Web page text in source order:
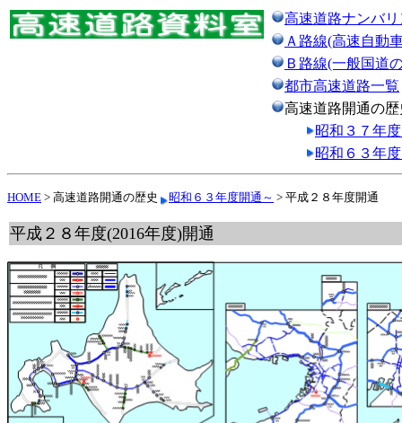
高速道路ナンバ
Ａ路線(高速自動
Ｂ路線(一般国道
都市高速道路一覧
高速道路開通の歴
昭和３７年
昭和６３年
HOME > 高速道路開通の歴史 昭和６３年度開通～ > 平成２８年度開通
平成２８年度(2016年度)開通